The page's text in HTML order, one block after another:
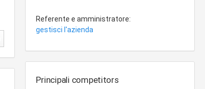
Referente e amministratore:
gestisci l'azienda
Principali competitors